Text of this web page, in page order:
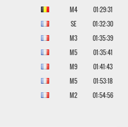
M4
01:29:31
SE
01:32:30
M3
01:35:39
M5
01:35:41
M9
01:41:43
M5
01:53:18
M2 01:54:56